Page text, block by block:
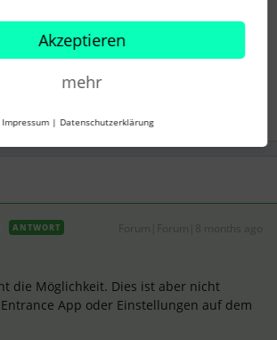
ANTWORT
die Möglichkeit. Dies ist aber nicht
App oder Einstellungen auf dem
Akzeptieren
mehr
Impressum | Datenschutzerklärung